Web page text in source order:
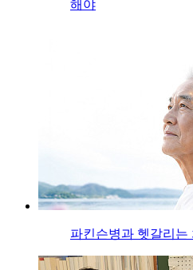
해야
파킨슨병과 헷갈리는